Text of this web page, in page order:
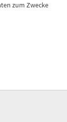
zum Zwecke